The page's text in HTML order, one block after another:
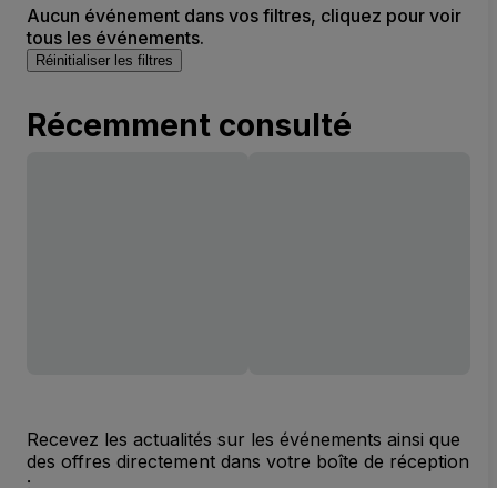
Aucun événement dans vos filtres, cliquez pour voir
tous les événements.
Réinitialiser les filtres
Récemment consulté
Recevez les actualités sur les événements ainsi que
des offres directement dans votre boîte de réception
: